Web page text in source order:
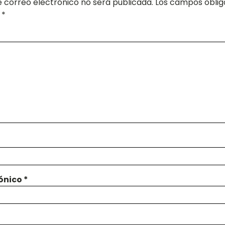
correo electrónico no será publicada. Los campos
*
*